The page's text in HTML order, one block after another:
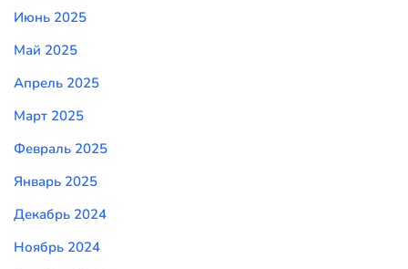
Июнь 2025
Май 2025
Апрель 2025
Март 2025
Февраль 2025
Январь 2025
Декабрь 2024
Ноябрь 2024